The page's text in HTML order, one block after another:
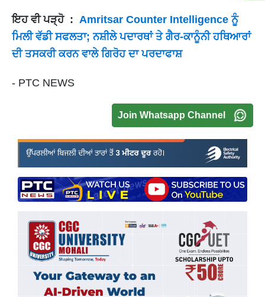
ਇਹ ਵੀ ਪੜ੍ਹੋ : Amritsar Counter Intelligence ਨੂੰ
ਮਿਲੀ ਵੱਡੀ ਸਫਲਤਾ; ਨਸ਼ੀਲੇ ਪਦਾਰਥਾਂ ਤੇ ਗੈਰ-ਕਾਨੂੰਨੀ ਹਥਿਆਰਾਂ
ਦੀ ਤਸਕਰੀ ਕਰਨ ਵਾਲੇ ਗਿਰੋਹ ਦਾ ਪਰਦਾਫਾਸ਼
- PTC NEWS
Join Whatsapp Channel